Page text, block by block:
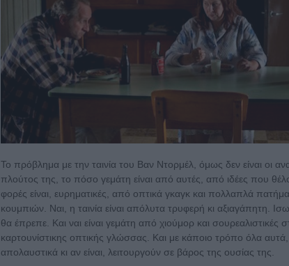
Το πρόβλημα με την ταινία του Βαν Ντορμέλ, όμως δεν είναι οι
πλούτος της, το πόσο γεμάτη είναι από αυτές, από ιδέες που
φορές είναι, ευρηματικές, από οπτικά γκαγκ και πολλαπλά
κουμπιών. Ναι, η ταινία είναι απόλυτα τρυφερή κι αξιαγάπητη.
θα έπρεπε. Και ναι είναι γεμάτη από χιούμορ και σουρεαλιστικές
καρτουνίστικης οπτικής γλώσσας. Και με κάποιο τρόπο όλα
απολαυστικά κι αν είναι, λειτουργούν σε βάρος της ουσίας της.